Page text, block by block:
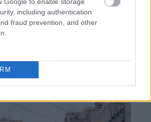
including authentication
fraud prevention, and other
Ποιος είναι ο «εγκέφαλος» που
Βαγγέλης Μαρινάκης
Λιντ: Ο ποδοσφαιριστής που